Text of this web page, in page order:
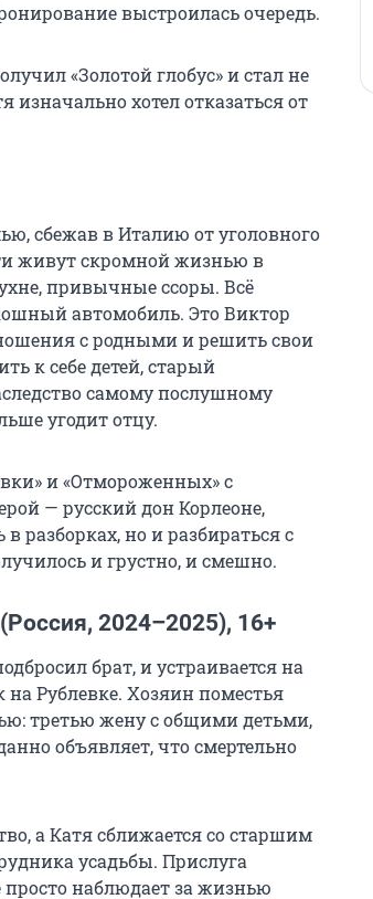
выстроилась очередь.
«Золотой глобус» и стал не
изначально хотел отказаться от
сбежав в Италию от уголовного
живут скромной жизнью в
привычные ссоры. Всё
автомобиль. Это Виктор
с родными и решить свои
к себе детей, старый
самому послушному
угодит отцу.
и «Отмороженных» с
— русский дон Корлеоне,
разборках, но и разбираться с
и грустно, и смешно.
2024–2025), 16+
брат, и устраивается на
Рублевке. Хозяин поместья
третью жену с общими детьми,
объявляет, что смертельно
а Катя сближается со старшим
усадьбы. Прислуга
наблюдает за жизнью